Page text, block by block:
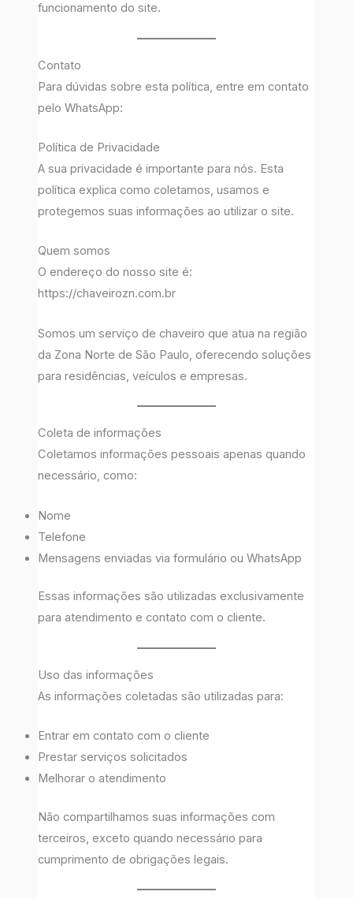
funcionamento do site.
Contato
Para dúvidas sobre esta política, entre em contato
pelo WhatsApp:
Política de Privacidade
A sua privacidade é importante para nós. Esta
política explica como coletamos, usamos e
protegemos suas informações ao utilizar o site.
Quem somos
O endereço do nosso site é:
https://chaveirozn.com.br
Somos um serviço de chaveiro que atua na região
da Zona Norte de São Paulo, oferecendo soluções
para residências, veículos e empresas.
Coleta de informações
Coletamos informações pessoais apenas quando
necessário, como:
Nome
Telefone
Mensagens enviadas via formulário ou WhatsApp
Essas informações são utilizadas exclusivamente
para atendimento e contato com o cliente.
Uso das informações
As informações coletadas são utilizadas para:
Entrar em contato com o cliente
Prestar serviços solicitados
Melhorar o atendimento
Não compartilhamos suas informações com
terceiros, exceto quando necessário para
cumprimento de obrigações legais.